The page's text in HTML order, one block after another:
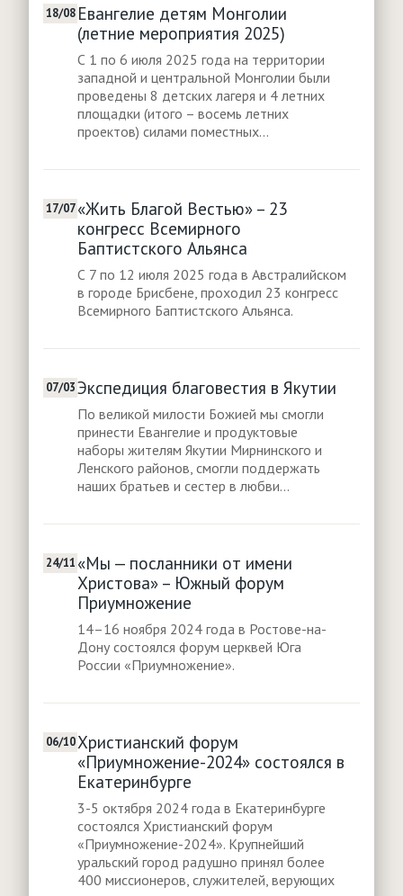
18/08 Евангелие детям Монголии
(летние мероприятия 2025)
С 1 по 6 июля 2025 года на территории
западной и центральной Монголии были
проведены 8 детских лагеря и 4 летних
площадки (итого – восемь летних
проектов) силами поместных...
17/07 «Жить Благой Вестью» – 23
конгресс Всемирного
Баптистского Альянса
С 7 по 12 июля 2025 года в Австралийском
в городе Брисбене, проходил 23 конгресс
Всемирного Баптистского Альянса.
07/03Экспедиция благовестия в Якутии
По великой милости Божией мы смогли
принести Евангелие и продуктовые
наборы жителям Якутии Мирнинского и
Ленского районов, смогли поддержать
наших братьев и сестер в любви...
24/11 «Мы — посланники от имени
Христова» – Южный форум
Приумножение
14–16 ноября 2024 года в Ростове-на-
Дону состоялся форум церквей Юга
России «Приумножение».
06/10 Христианский форум
«Приумножение-2024» состоялся в
Екатеринбурге
3-5 октября 2024 года в Екатеринбурге
состоялся Христианский форум
«Приумножение-2024». Крупнейший
уральский город радушно принял более
400 миссионеров, служителей, верующих